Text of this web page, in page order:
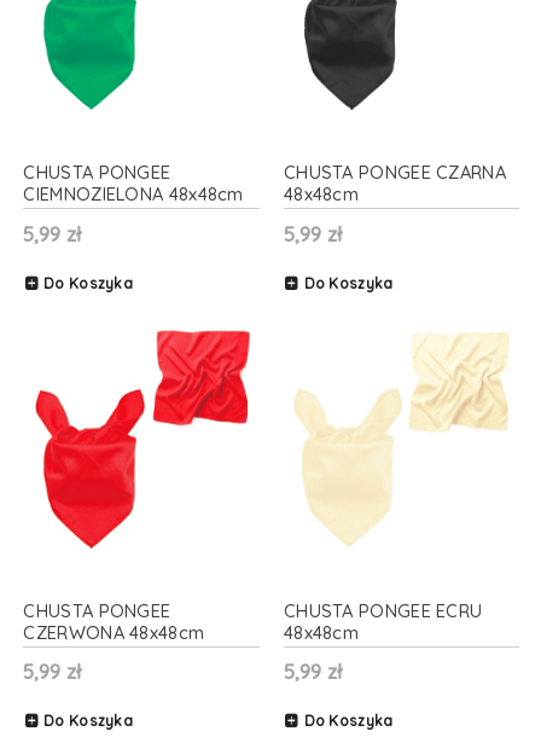
CHUSTA PONGEE
CIEMNOZIELONA 48x48cm
5,99 zł
Do Koszyka
CHUSTA PONGEE CZARNA
48x48cm
5,99 zł
Do Koszyka
CHUSTA PONGEE
CZERWONA 48x48cm
5,99 zł
Do Koszyka
CHUSTA PONGEE ECRU
48x48cm
5,99 zł
Do Koszyka